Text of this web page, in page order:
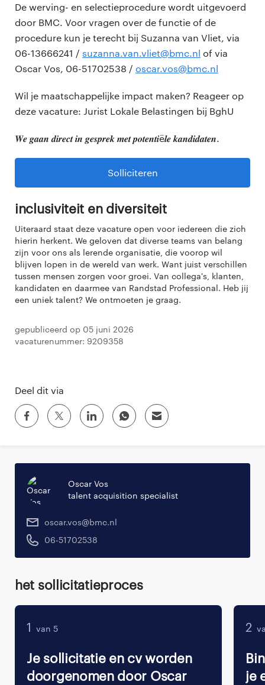
De werving- en selectieprocedure wordt uitgevoerd
door BMC. Voor vragen over de functie of de
procedure kun je terecht bij Suzanna van Vliet, via
06-13666241 / suzanna.van.vliet@bmc.nl of via
Oscar Vos, 06-51702538 / oscar.vos@bmc.nl
Wil je maatschappelijke impact maken? Reageer op
deze vacature: Jurist Lokale Belastingen bij BghU
𝑾𝒆 𝒈𝒂𝒂𝒏 𝒅𝒊𝒓𝒆𝒄𝒕 𝒊𝒏 𝒈𝒆𝒔𝒑𝒓𝒆𝒌 𝒎𝒆𝒕 𝒑𝒐𝒕𝒆𝒏𝒕𝒊ë𝒍𝒆 𝒌𝒂𝒏𝒅𝒊𝒅𝒂𝒕𝒆𝒏.
Solliciteren
Inclusiviteit en diversiteit
Uiteraard staat deze vacature open voor iedereen die zich
hierin herkent. We geloven dat diverse teams van belang
zijn voor ons als lerende organisatie, die voorop wil
blijven lopen in de wereld van werk. Want juist verschillen
tussen mensen zorgen voor groei. Van collega's, klanten,
kandidaten en daarmee van Randstad Professional. Heb jij
een uniek talent? We ontmoeten je graag.
Gepubliceerd op 05 juni 2026
Vacaturenummer: 9209358
Deel dit via
Oscar Vos
talent acquisition specialist
oscar.vos@bmc.nl
06-51702538
Het sollicitatieproces
1 van 5
Je sollicitatie en cv worden
doorgenomen door Oscar
2
je